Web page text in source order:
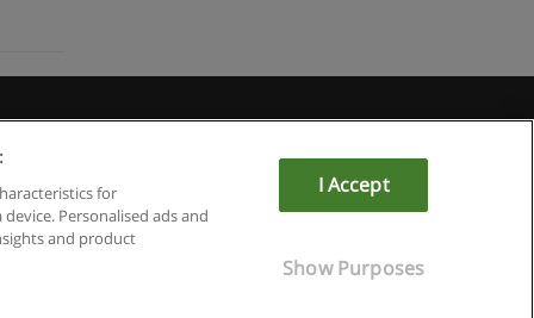
for
Personalised ads and
and product
I Accept
Show Purposes